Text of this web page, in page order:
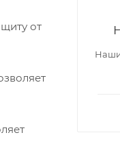
от
Наши